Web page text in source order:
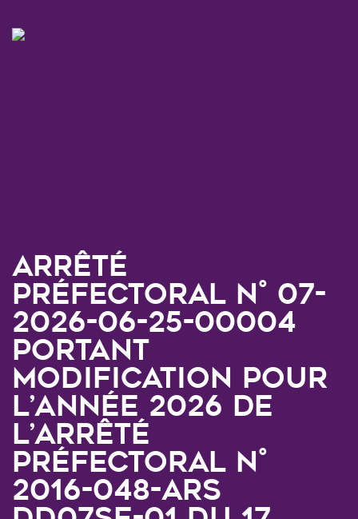
Arrêté
préfectoral N° 07-
2026-06-25-00004
portant
modification pour
l’année 2026 de
l’arrêté
préfectoral n°
2016-048-ARS